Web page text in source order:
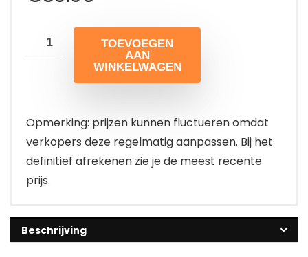
TOEVOEGEN
AAN
WINKELWAGEN
Opmerking: prijzen kunnen fluctueren omdat
verkopers deze regelmatig aanpassen. Bij het
definitief afrekenen zie je de meest recente
prijs.
Beschrijving